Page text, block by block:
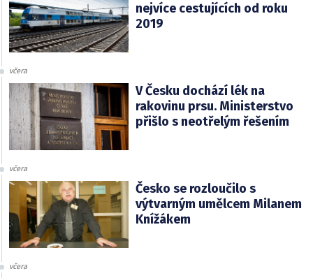
nejvíce cestujících od roku
2019
včera
V Česku dochází lék na
rakovinu prsu. Ministerstvo
přišlo s neotřelým řešením
včera
Česko se rozloučilo s
výtvarným umělcem Milanem
Knížákem
včera